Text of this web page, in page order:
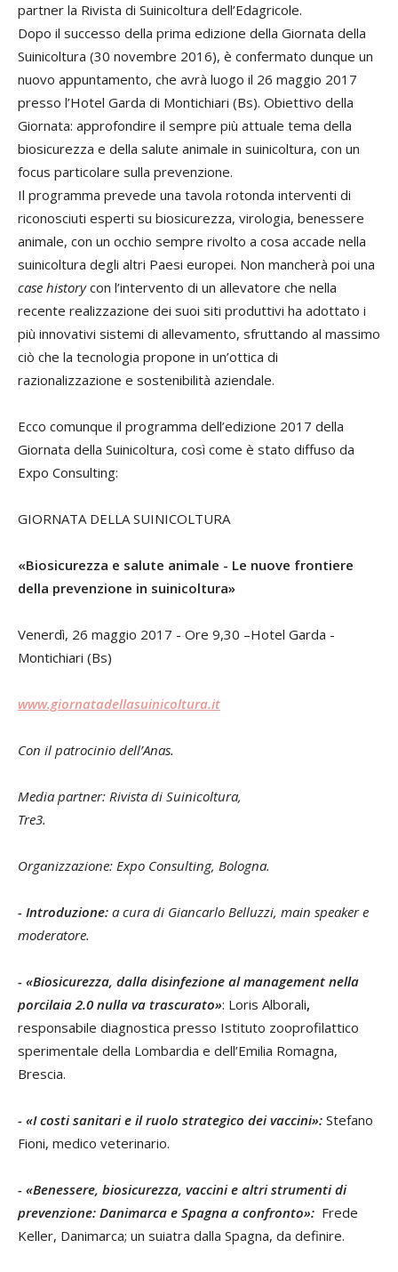
partner la Rivista di Suinicoltura dell’Edagricole.
Dopo il successo della prima edizione della Giornata della
Suinicoltura (30 novembre 2016), è confermato dunque un
nuovo appuntamento, che avrà luogo il 26 maggio 2017
presso l’Hotel Garda di Montichiari (Bs). Obiettivo della
Giornata: approfondire il sempre più attuale tema della
biosicurezza e della salute animale in suinicoltura, con un
focus particolare sulla prevenzione.
Il programma prevede una tavola rotonda interventi di
riconosciuti esperti su biosicurezza, virologia, benessere
animale, con un occhio sempre rivolto a cosa accade nella
suinicoltura degli altri Paesi europei. Non mancherà poi una
case historycon l’intervento di un allevatore che nella
recente realizzazione dei suoi siti produttivi ha adottato i
più innovativi sistemi di allevamento, sfruttando al massimo
ciò che la tecnologia propone in un’ottica di
razionalizzazione e sostenibilità aziendale.
Ecco comunque il programma dell’edizione 2017 della
Giornata della Suinicoltura, così come è stato diffuso da
Expo Consulting:
GIORNATA DELLA SUINICOLTURA
«Biosicurezza e salute animale - Le nuove frontiere
della prevenzione in suinicoltura»
Venerdì, 26 maggio 2017 - Ore 9,30 –Hotel Garda -
Montichiari (Bs)
www.giornatadellasuinicoltura.it
Con il patrocinio dell’Anas.
Media partner: Rivista di Suinicoltura,
Tre3.
Organizzazione: Expo Consulting, Bologna.
- Introduzione: a cura di Giancarlo Belluzzi, main speaker e
moderatore.
- «Biosicurezza, dalla disinfezione al management nella
porcilaia 2.0 nulla va trascurato»: Loris Alborali,
responsabile diagnostica presso Istituto zooprofilattico
sperimentale della Lombardia e dell’Emilia Romagna,
Brescia.
- «I costi sanitari e il ruolo strategico dei vaccini»: Stefano
Fioni, medico veterinario.
- «Benessere, biosicurezza, vaccini e altri strumenti di
prevenzione: Danimarca e Spagna a confronto»: Frede
Keller, Danimarca; un suiatra dalla Spagna, da definire.